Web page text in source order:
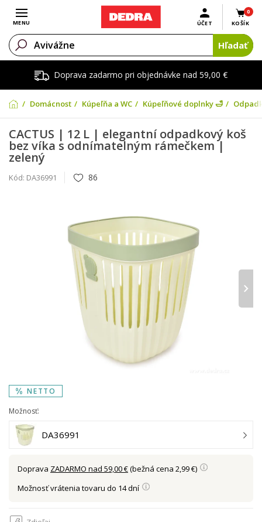
Doprava zadarmo pri objednávke nad 59,00 €
Otvoriť menu
MENU
0
KOŠÍK
ÚČET
Hľadať
Domácnosť Kúpeľňa a WC Kúpeľňové doplnky 🛁
CACTUS | 12 L | elegantní odpadkový koš
bez víka s odnímatelným rámečkem |
zelený
Kód: DA36991 86
›
NETTO
Možnosť:
DA36991
Doprava ZADARMO nad 59,00 €(bežná cena 2,99 €)
Možnosť vrátenia tovaru do 14 dní